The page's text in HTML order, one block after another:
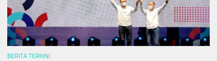
BERITA TERKINI